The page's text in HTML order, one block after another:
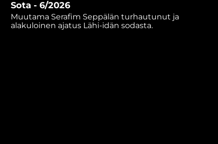
minutes,
38
seconds
Sota - 6/2026
Muutama Serafim Seppälän turhautunut ja
alakuloinen ajatus Lähi-idän sodasta.